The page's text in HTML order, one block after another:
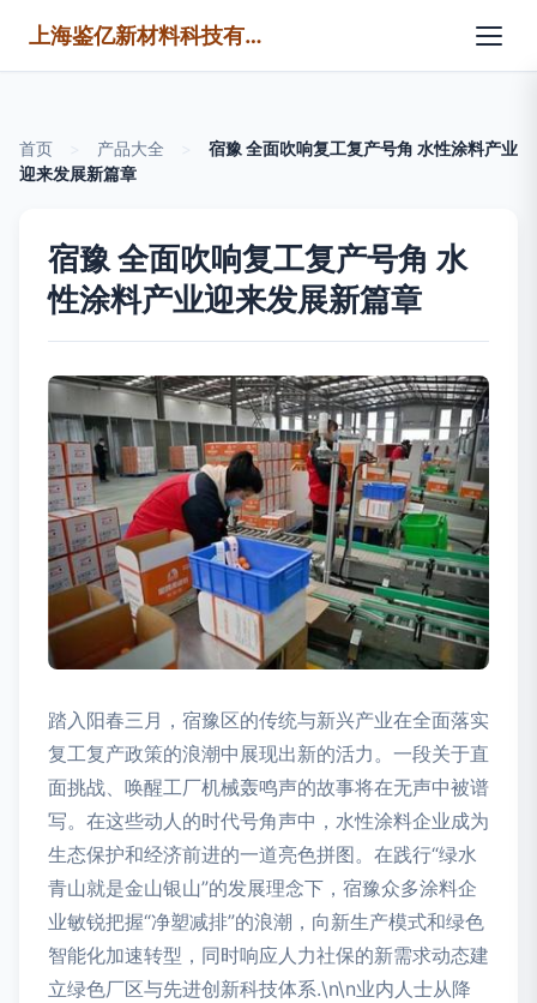
上海鉴亿新材料科技有限公司
首页 产品大全
宿豫 全面吹响复工复产号角 水性涂料产业
迎来发展新篇章
宿豫 全面吹响复工复产号角 水
性涂料产业迎来发展新篇章
踏入阳春三月，宿豫区的传统与新兴产业在全面落实
复工复产政策的浪潮中展现出新的活力。一段关于直
面挑战、唤醒工厂机械轰鸣声的故事将在无声中被谱
写。在这些动人的时代号角声中，水性涂料企业成为
生态保护和经济前进的一道亮色拼图。在践行“绿水
青山就是金山银山”的发展理念下，宿豫众多涂料企
业敏锐把握“净塑减排”的浪潮，向新生产模式和绿色
智能化加速转型，同时响应人力社保的新需求动态建
立绿色厂区与先进创新科技体系.\n\n业内人士从降